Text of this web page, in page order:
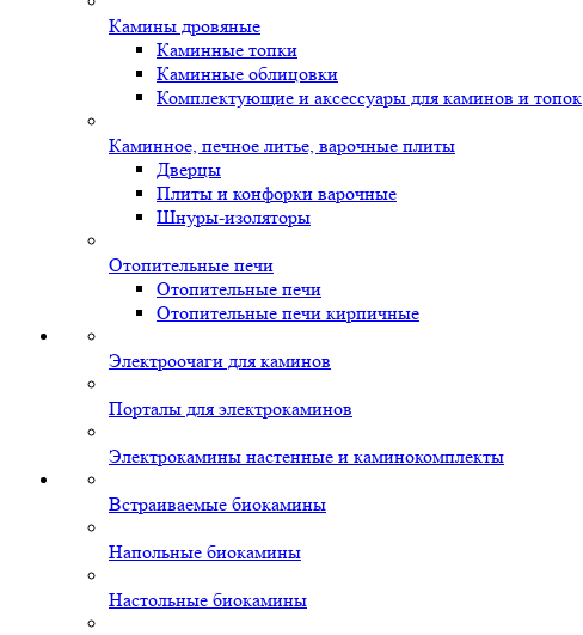
Камины дровяные
Каминные топки
Каминные облицовки
Комплектующие и аксессуары для каминов и топок
Каминное, печное литье, варочные плиты
Дверцы
Плиты и конфорки варочные
Шнуры-изоляторы
Отопительные печи
Отопительные печи
Отопительные печи кирпичные
Электроочаги для каминов
Порталы для электрокаминов
Электрокамины настенные и каминокомплекты
Встраиваемые биокамины
Напольные биокамины
Настольные биокамины